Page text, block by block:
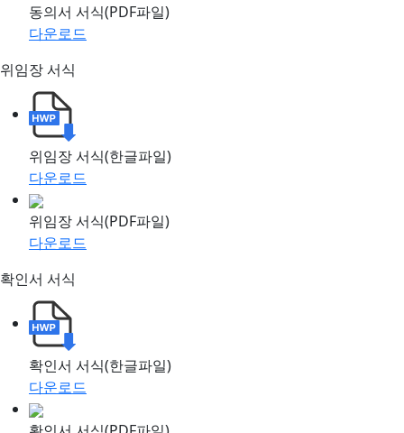
동의서 서식(PDF파일)
다운로드
위임장 서식
위임장 서식(한글파일)
다운로드
위임장 서식(PDF파일)
다운로드
확인서 서식
확인서 서식(한글파일)
다운로드